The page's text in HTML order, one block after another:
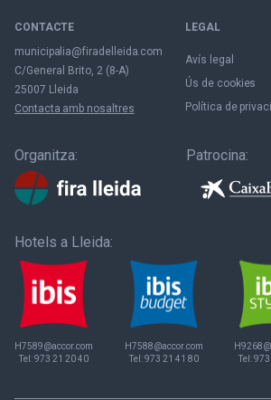
CONTACTE
municipalia@firadelleida.com
C/General Brito, 2 (8-A)
25007 Lleida
Contacta amb nosaltres
LEGAL
Avís legal
Ús de cookies
Política de
Organitza: Patrocina:
Hotels a Lleida:
H7589@accor.com
Tel:973 21 20 40
H7588@accor.com
Tel:973 21 41 80
Tel:973